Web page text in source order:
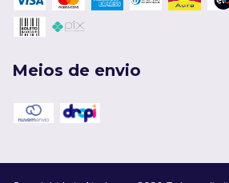
Meios de envio